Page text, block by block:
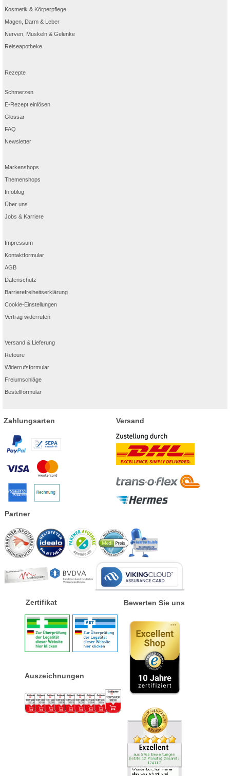
Kosmetik & Körperpflege
Magen, Darm & Leber
Nerven, Muskeln & Gelenke
Reiseapotheke
Rezepte
Schmerzen
E-Rezept einlösen
Glossar
FAQ
Newsletter
Markenshops
Themenshops
Infoblog
Über uns
Jobs & Karriere
Impressum
Kontaktformular
AGB
Datenschutz
Barrierefreiheitserklärung
Cookie-Einstellungen
Vertrag widerrufen
Versand & Lieferung
Retoure
Widerrufsformular
Freiumschläge
Bestellformular
Zahlungsarten Versand
Partner
Zertifikat
Auszeichnungen
Bewerten Sie uns